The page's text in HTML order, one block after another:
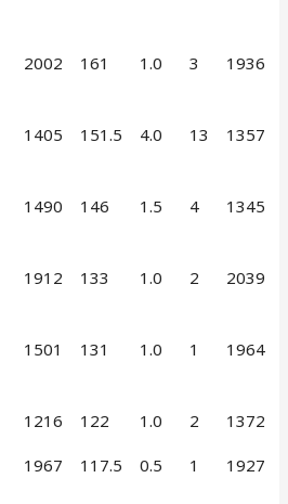
2002 161 1.0 3 1936
1405 151.5 4.0 13 1357
1490 146 1.5 4 1345
1912 133 1.0 2 2039
1501 131 1.0 1 1964
1216 122 1.0 2 1372
1967 117.5 0.5 1 1927